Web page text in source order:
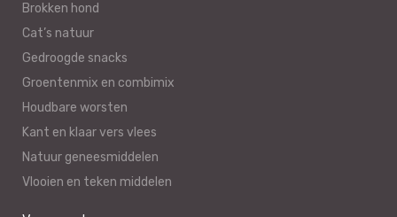
Brokken hond
Cat’s natuur
Gedroogde snacks
Groentenmix en combimix
Houdbare worsten
Kant en klaar vers vlees
Natuur geneesmiddelen
Vlooien en teken middelen